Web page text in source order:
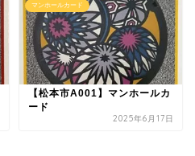
マンホールカード
【松本市A001】マンホールカ
ード
2025年6月17日